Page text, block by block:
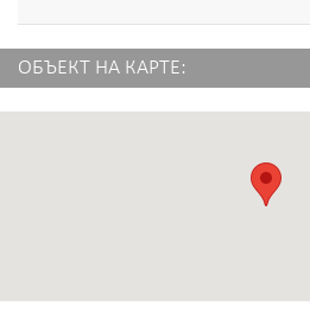
ОБЪЕКТ НА КАРТЕ: